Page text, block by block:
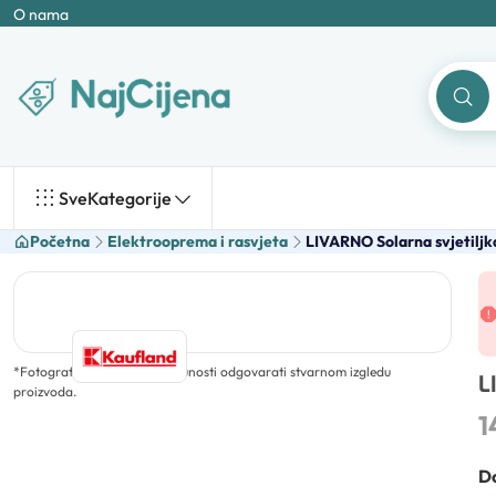
O nama
SveKategorije
Početna Elektrooprema i rasvjeta LIVARNO Solarna
*Fotografija ne mora u potpunosti odgovarati stvarnom izgledu
proizvoda.